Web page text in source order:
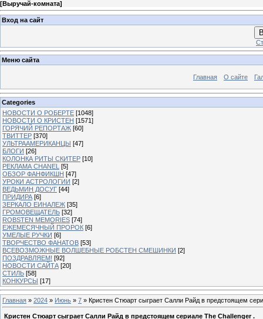
[Выручай-комната]
Вход на сайт
Меню сайта
Главная О сайте
Categories
НОВОСТИ О РОБЕРТЕ [1048]
НОВОСТИ О КРИСТЕН [1571]
ГОРЯЧИЙ РЕПОРТАЖ [60]
ТВИТТЕР [370]
УЛЬТРААМЕРИКАНЦЫ [47]
БЛОГИ [26]
КОЛОНКА РИТЫ СКИТЕР [10]
РЕКЛАМА CHANEL [5]
ОБЗОР ФАНФИКШН [47]
УРОКИ АСТРОЛОГИИ [2]
ВЕДЬМИН ДОСУГ [44]
ПРИДИРА [6]
ЗЕРКАЛО ЕИНАЛЕЖ [35]
ГРОМОВЕЩАТЕЛЬ [32]
ROBSTEN MEMORIES [74]
ЕЖЕМЕСЯЧНЫЙ ПРОРОК [6]
УМЕЛЫЕ РУЧКИ [6]
ТВОРЧЕСТВО ФАНАТОВ [53]
ВСЕВОЗМОЖНЫЕ ВОЛШЕБНЫЕ РОБСТЕН СМЕШИНКИ [2]
ПОЗДРАВЛЯЕМ! [92]
НОВОСТИ САЙТА [20]
СТИЛЬ [58]
КОНКУРСЫ [17]
Главная » 2024 » Июнь » 7 » Кристен Стюарт сыграет Салли Райд в предстоящем
Кристен Стюарт сыграет Салли Райд в предстоящем сериале The Challenger .